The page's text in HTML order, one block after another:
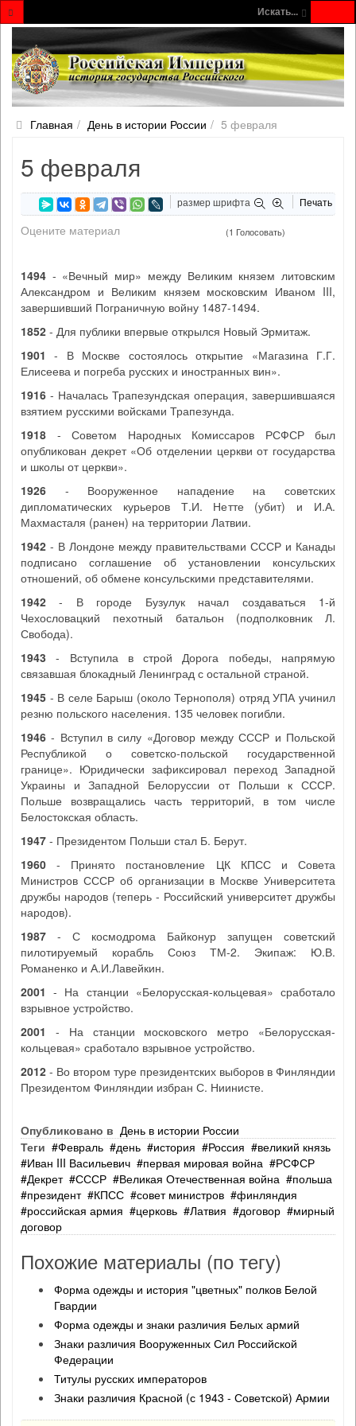
Искать...
Главная День в истории России 5 февраля
5 февраля
размер шрифта Печать
Оцените материал (1 Голосовать)
1494 - «Вечный мир» между Великим князем литовским
Александром и Великим князем московским Иваном III,
завершивший Пограничную войну 1487-1494.
1852 - Для публики впервые открылся Новый Эрмитаж.
1901 - В Москве состоялось открытие «Магазина Г.Г.
Елисеева и погреба русских и иностранных вин».
1916 - Началась Трапезундская операция, завершившаяся
взятием русскими войсками Трапезунда.
1918 - Советом Народных Комиссаров РСФСР был
опубликован декрет «Об отделении церкви от государства
и школы от церкви».
1926 - Вооруженное нападение на советских
дипломатических курьеров Т.И. Нетте (убит) и И.А.
Махмасталя (ранен) на территории Латвии.
1942 - В Лондоне между правительствами СССР и Канады
подписано соглашение об установлении консульских
отношений, об обмене консульскими представителями.
1942 - В городе Бузулук начал создаваться 1-й
Чехословацкий пехотный батальон (подполковник Л.
Свобода).
1943 - Вступила в строй Дорога победы, напрямую
связавшая блокадный Ленинград с остальной страной.
1945 - В селе Барыш (около Тернополя) отряд УПА учинил
резню польского населения. 135 человек погибли.
1946 - Вступил в силу «Договор между СССР и Польской
Республикой о советско-польской государственной
границе». Юридически зафиксировал переход Западной
Украины и Западной Белоруссии от Польши к СССР.
Польше возвращались часть территорий, в том числе
Белостокская область.
1947 - Президентом Польши стал Б. Берут.
1960 - Принято постановление ЦК КПСС и Совета
Министров СССР об организации в Москве Университета
дружбы народов (теперь - Российский университет дружбы
народов).
1987 - С космодрома Байконур запущен советский
пилотируемый корабль Союз ТМ-2. Экипаж: Ю.В.
Романенко и А.И.Лавейкин.
2001 - На станции «Белорусская-кольцевая» сработало
взрывное устройство.
2001 - На станции московского метро «Белорусская-
кольцевая» сработало взрывное устройство.
2012 - Во втором туре президентских выборов в Финляндии
Президентом Финляндии избран С. Ниинисте.
Опубликовано в День в истории России
Теги
Февраль день история Россия
великий князь
Иван III Васильевич
первая мировая война
РСФСР
Декрет
СССР Великая Отечественная война
польша
президент
КПСС совет министров
финляндия
российская армия
церковь Латвия договор
мирный
договор
Похожие материалы (по тегу)
Форма одежды и история "цветных" полков Белой
Гвардии
Форма одежды и знаки различия Белых армий
Знаки различия Вооруженных Сил Российской
Федерации
Титулы русских императоров
Знаки различия Красной (с 1943 - Советской) Армии